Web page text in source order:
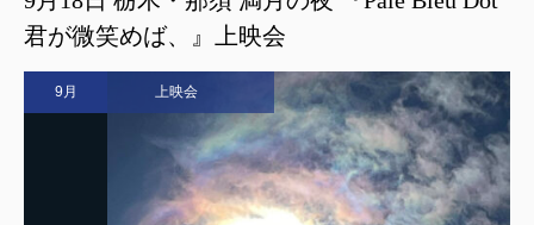
君が微笑めば、』上映会
9月 上映会